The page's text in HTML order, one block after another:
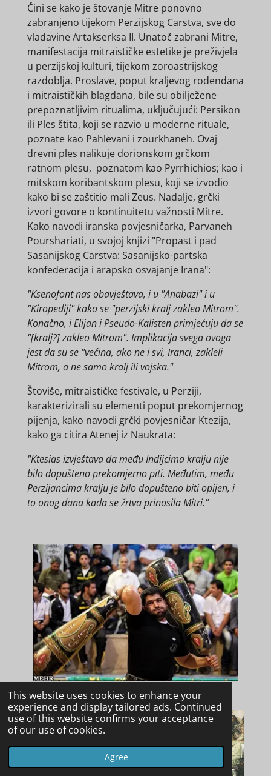
This website uses cookies to enhance your
experience and display tailored ads. Continued
use of this website confirms your acceptance
of our use of cookies.
Agree
Čini se kako je štovanje Mitre ponovno
zabranjeno tijekom Perzijskog Carstva, sve do
vladavine Artakserksa II. Unatoč zabrani Mitre,
manifestacija mitraističke estetike je preživjela
u perzijskoj kulturi, tijekom zoroastrijskog
razdoblja. Proslave, poput kraljevog rođendana
i mitraističkih blagdana, bile su obilježene
prepoznatljivim ritualima, uključujući: Persikon
ili Ples štita, koji se razvio u moderne rituale,
poznate kao Pahlevani i zourkhaneh. Ovaj
drevni ples nalikuje dorionskom grčkom
ratnom plesu, poznatom kao Pyrrhichios; kao i
mitskom koribantskom plesu, koji se izvodio
kako bi se zaštitio mali Zeus. Nadalje, grčki
izvori govore o kontinuitetu važnosti Mitre.
Kako navodi iranska povjesničarka, Parvaneh
Pourshariati, u svojoj knjizi "Propast i pad
Sasanijskog Carstva: Sasanijsko-partska
konfederacija i arapsko osvajanje Irana":
"Ksenofont nas obavještava, i u "Anabazi" i u
"Kiropediji" kako se "perzijski kralj zakleo Mitrom".
Konačno, i Elijan i Pseudo-Kalisten primjećuju da se
"[kralj?] zakleo Mitrom". Implikacija svega ovoga
jest da su se "većina, ako ne i svi, Iranci, zakleli
Mitrom, a ne samo kralj ili vojska."
Štoviše, mitraističke festivale, u Perziji,
karakterizirali su elementi poput prekomjernog
pijenja, kako navodi grčki povjesničar Ktezija,
kako ga citira Atenej iz Naukrata:
"Ktesias izvještava da među Indijcima kralju nije
bilo dopušteno prekomjerno piti. Međutim, među
Perzijancima kralju je bilo dopušteno biti opijen, i
to onog dana kada se žrtva prinosila Mitri."